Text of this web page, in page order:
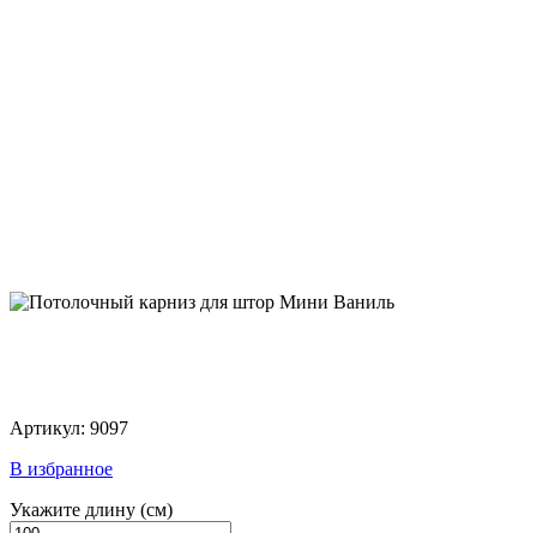
Артикул: 9097
В избранное
Укажите длину (см)